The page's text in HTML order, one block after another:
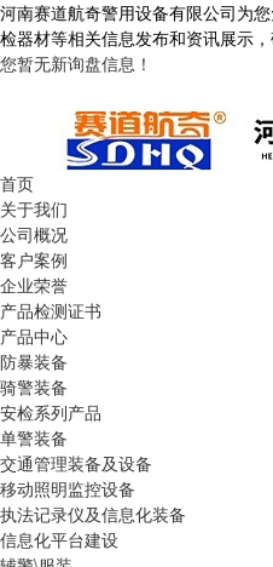
河南赛道航奇警用设备有限公司为
检器材等相关信息发布和资讯展示，
您暂无新询盘信息！
首页
关于我们
公司概况
客户案例
企业荣誉
产品检测证书
产品中心
防暴装备
骑警装备
安检系列产品
单警装备
交通管理装备及设备
移动照明监控设备
执法记录仪及信息化装备
信息化平台建设